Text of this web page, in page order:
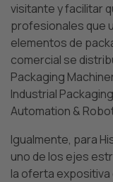
visitante y facilitar
profesionales que
elementos de
comercial se
Packaging
Industrial
Automation &
Igualmente, para
uno de los ejes
la oferta expositiva